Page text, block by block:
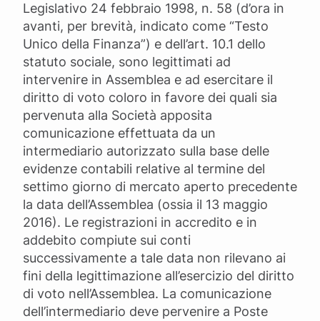
Legislativo 24 febbraio 1998, n. 58 (d’ora in
avanti, per brevità, indicato come “Testo
Unico della Finanza”) e dell’art. 10.1 dello
statuto sociale, sono legittimati ad
intervenire in Assemblea e ad esercitare il
diritto di voto coloro in favore dei quali sia
pervenuta alla Società apposita
comunicazione effettuata da un
intermediario autorizzato sulla base delle
evidenze contabili relative al termine del
settimo giorno di mercato aperto precedente
la data dell’Assemblea (ossia il 13 maggio
2016). Le registrazioni in accredito e in
addebito compiute sui conti
successivamente a tale data non rilevano ai
fini della legittimazione all’esercizio del diritto
di voto nell’Assemblea. La comunicazione
dell’intermediario deve pervenire a Poste